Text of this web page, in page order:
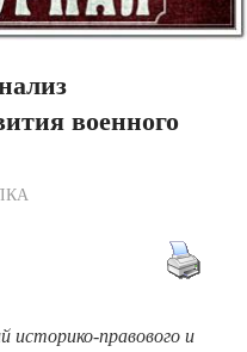
военного
историко-правового и